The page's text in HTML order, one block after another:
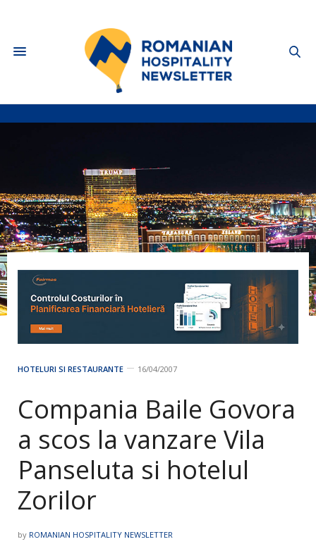
HOTELURI SI RESTAURANTE 16/04/2007
Compania Baile Govora
a scos la vanzare Vila
Panseluta si hotelul
Zorilor
by ROMANIAN HOSPITALITY NEWSLETTER